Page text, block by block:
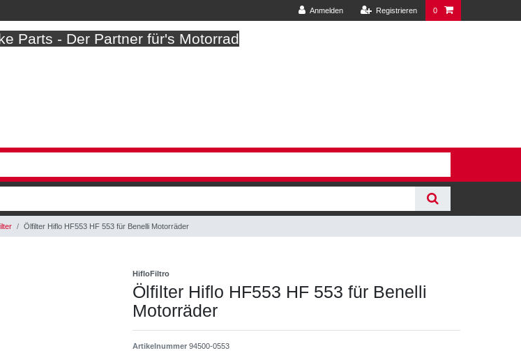
Anmelden Registrieren 0
Parts - Der Partner für's Motorrad
Ölfilter Hiflo HF553 HF 553 für Benelli Motorräder
HifloFiltro
Ölfilter Hiflo HF553 HF 553 für Benelli
Motorräder
Artikelnummer 94500-0553